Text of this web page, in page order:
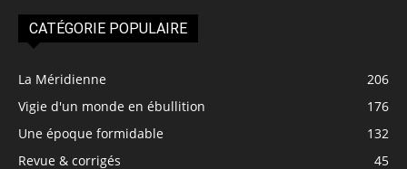
CATÉGORIE POPULAIRE
La Méridienne
206
Vigie d'un monde en ébullition
176
Une époque formidable
132
Revue & corrigés
45